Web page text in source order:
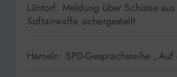
Lüntorf: Meldung über Schüsse
Softairwaffe sichergestellt
Hameln: SPD-Gesprächsreihe